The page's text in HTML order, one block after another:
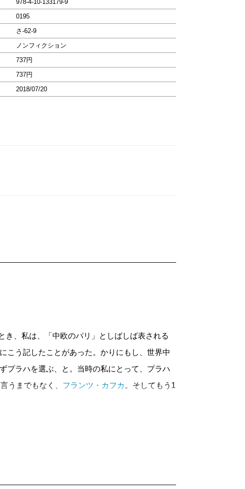
978-4-10-133179-9
0195
さ-62-9
ノンフィクション
737円
737円
2018/07/20
、私は、「中欧のパリ」としばしば表される
こう記したことがあった。かりにもし、世界中
プラハを選ぶ、と。当時の私にとって、プラハ
うまでもなく、 フランツ・カフカ 。そしてもう1
ワ。プラハはその後、今は亡き
通して、新たな出合いを獲得するに至った。
りも興味を掻き立てられたのは、現に私たちの